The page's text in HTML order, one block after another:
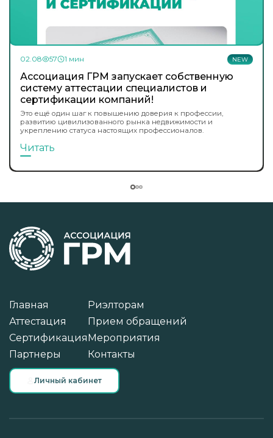
NEW
02.08 57 1 мин
Ассоциация ГРМ запускает собственную
систему аттестации специалистов и
сертификации компаний!
Это ещё один шаг к повышению доверия к профессии,
развитию цивилизованного рынка недвижимости и
укреплению статуса настоящих профессионалов.
Читать
Главная
Аттестация
Сертификация
Партнеры
Риэлторам
Прием обращений
Мероприятия
Контакты
Личный кабинет